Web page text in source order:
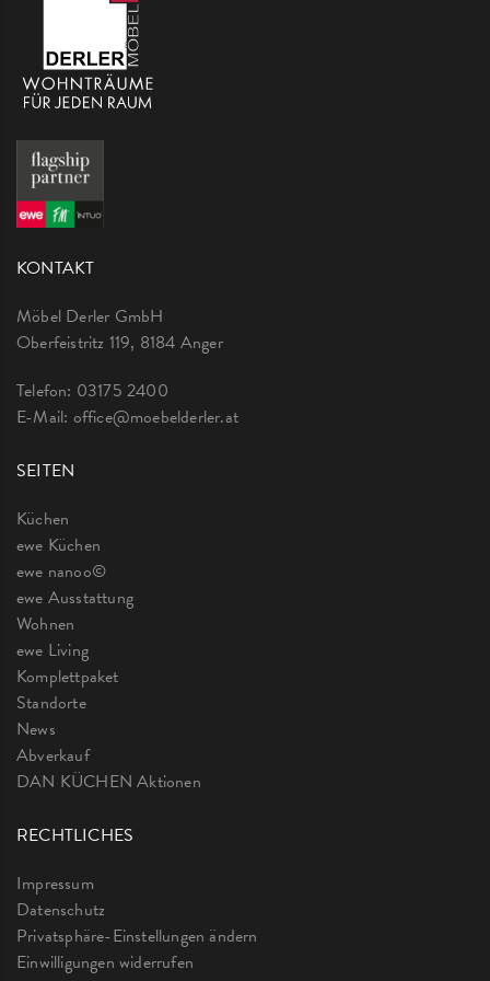
KONTAKT
Möbel Derler GmbH
Oberfeistritz 119, 8184 Anger
Telefon: 03175 2400
E-Mail: office@moebelderler.at
SEITEN
Küchen
ewe Küchen
ewe nanoo©
ewe Ausstattung
Wohnen
ewe Living
Komplettpaket
Standorte
News
Abverkauf
DAN KÜCHEN Aktionen
RECHTLICHES
Impressum
Datenschutz
Privatsphäre-Einstellungen ändern
Einwilligungen widerrufen